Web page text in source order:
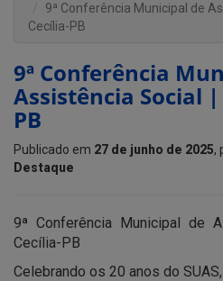
9ª Conferência Municipal de
Cecília-PB
9ª Conferência
Assistência Social
PB
Publicado em 27 de junho de 2025,
Destaque
9ª Conferência Municipal de
Cecília-PB
Celebrando os 20 anos do